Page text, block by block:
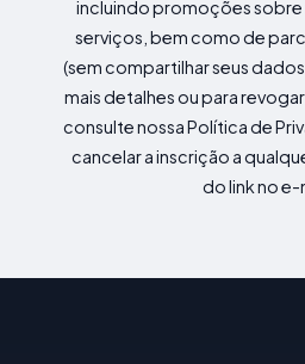
incluindo promoções
serviços, bem como de
(sem compartilhar seus
mais detalhes ou para
consulte nossa Política de
cancelar a inscrição a
do link no e-